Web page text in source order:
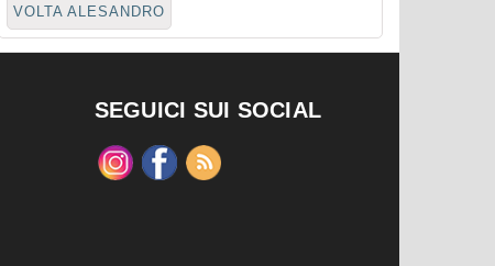
VOLTA ALESANDRO
SEGUICI SUI SOCIAL